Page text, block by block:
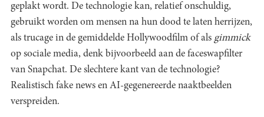
geplakt wordt. De technologie kan, relatief onschuldig,
gebruikt worden om mensen na hun dood te laten herrijzen,
als trucage in de gemiddelde Hollywoodfilm of als gimmick
op sociale media, denk bijvoorbeeld aan de faceswapfilter
van Snapchat. De slechtere kant van de technologie?
Realistisch fake news en AI-gegenereerde naaktbeelden
verspreiden.